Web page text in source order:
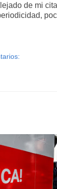
de mi